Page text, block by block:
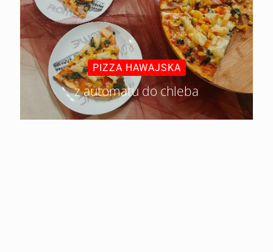
PIZZA HAWAJSKA
z automatu do chleba